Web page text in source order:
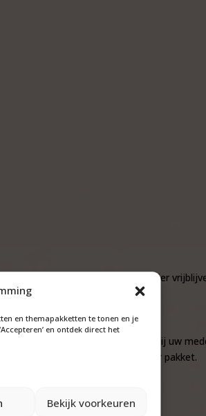
en themapakketten te tonen en je
en ontdek direct het
Bekijk voorkeuren
te passen naar uw wens neem hier
een levertijd van 2 à 3 weken.
pakketten laten thuisbezorgen bij uw
verzekering komt op €7,25 per pakket.